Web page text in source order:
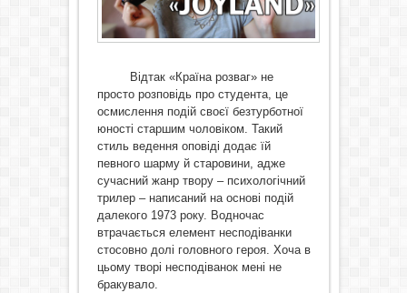
Відтак «Країна розваг» не
просто розповідь про студента, це
осмислення подій своєї безтурботної
юності старшим чоловіком. Такий
стиль ведення оповіді додає їй
певного шарму й старовини, адже
сучасний жанр твору – психологічний
трилер – написаний на основі подій
далекого 1973 року. Водночас
втрачається елемент несподіванки
стосовно долі головного героя. Хоча в
цьому творі несподіванок мені не
бракувало.